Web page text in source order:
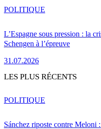
L’Espagne sous pression : la
Schengen à l’épreuve
31.07.2026
POLITIQUE
LES PLUS RÉCENTS
Sánchez riposte contre Meloni
POLITIQUE